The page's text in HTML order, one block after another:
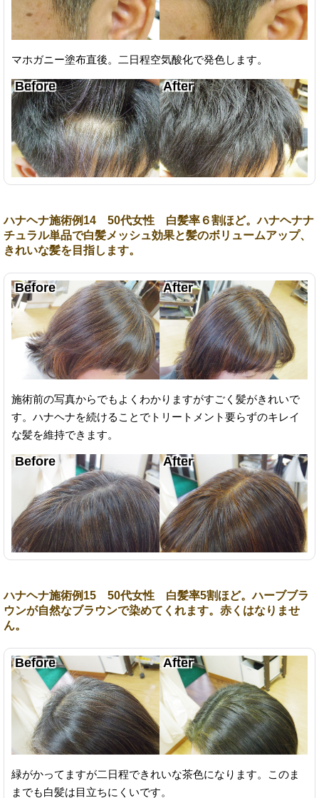
マホガニー塗布直後。二日程空気酸化で発色します。
ハナヘナ施術例14 50代女性 白髪率６割ほど。ハナヘナナ
チュラル単品で白髪メッシュ効果と髪のボリュームアップ、
きれいな髪を目指します。
施術前の写真からでもよくわかりますがすごく髪がきれいで
す。ハナヘナを続けることでトリートメント要らずのキレイ
な髪を維持できます。
ハナヘナ施術例15 50代女性 白髪率5割ほど。ハーブブラ
ウンが自然なブラウンで染めてくれます。赤くはなりませ
ん。
緑がかってますが二日程できれいな茶色になります。このま
までも白髪は目立ちにくいです。